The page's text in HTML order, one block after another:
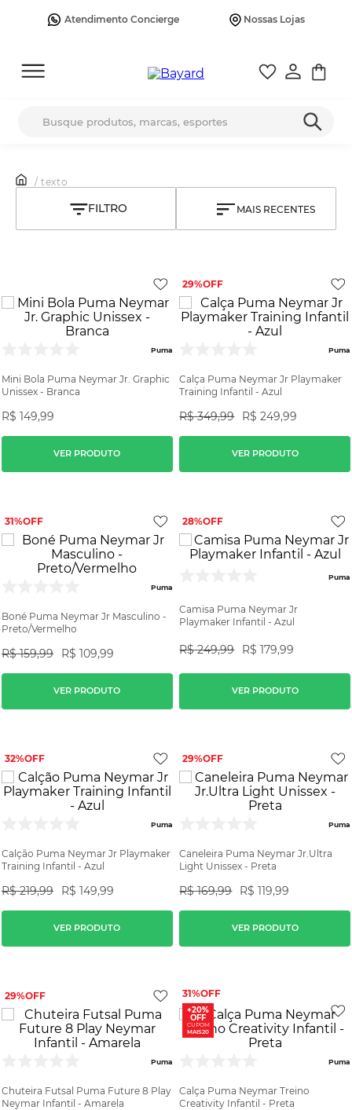
Atendimento Concierge Nossas Lojas
/ texto
MAIS RECENTES
Puma
Mini Bola Puma Neymar Jr. Graphic
Unissex - Branca
R$ 149,99
VER PRODUTO
29%
Puma
Calça Puma Neymar Jr Playmaker
Training Infantil - Azul
R$ 349,99 R$ 249,99
VER PRODUTO
31%
Puma
Boné Puma Neymar Jr Masculino -
Preto/Vermelho
R$ 159,99 R$ 109,99
VER PRODUTO
28%
Puma
Camisa Puma Neymar Jr
Playmaker Infantil - Azul
R$ 249,99 R$ 179,99
VER PRODUTO
32%
Puma
Calção Puma Neymar Jr Playmaker
Training Infantil - Azul
R$ 219,99 R$ 149,99
VER PRODUTO
29%
Puma
Caneleira Puma Neymar Jr.Ultra
Light Unissex - Preta
R$ 169,99 R$ 119,99
VER PRODUTO
29%
Puma
Chuteira Futsal Puma Future 8 Play
Neymar Infantil - Amarela
31%
+20%
OFF
CUPOM
MAIS20
Puma
Calça Puma Neymar Treino
Creativity Infantil - Preta